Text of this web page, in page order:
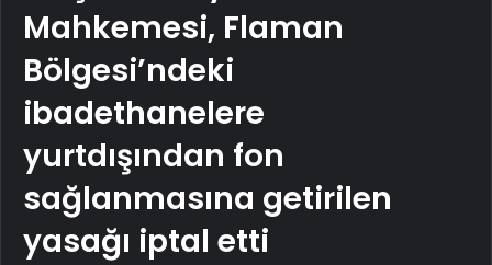
Mahkemesi, Flaman
Bölgesi’ndeki
ibadethanelere
yurtdışından fon
sağlanmasına getirilen
yasağı iptal etti